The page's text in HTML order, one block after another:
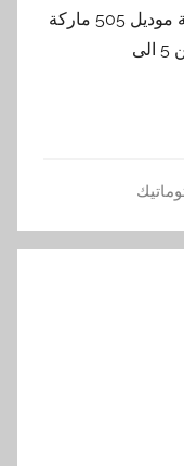
ماكينة تعبئة السوائل و السوائل اللزجة موديل 505 ماركة